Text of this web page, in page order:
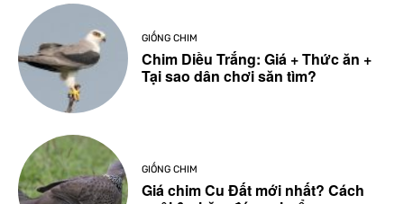
GIỐNG CHIM
Chim Diều Trắng: Giá + Thức ăn +
Tại sao dân chơi săn tìm?
GIỐNG CHIM
Giá chim Cu Đất mới nhất? Cách